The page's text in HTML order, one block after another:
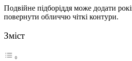
Подвійне підборіддя може додати
повернути обличчю чіткі контури.
Зміст